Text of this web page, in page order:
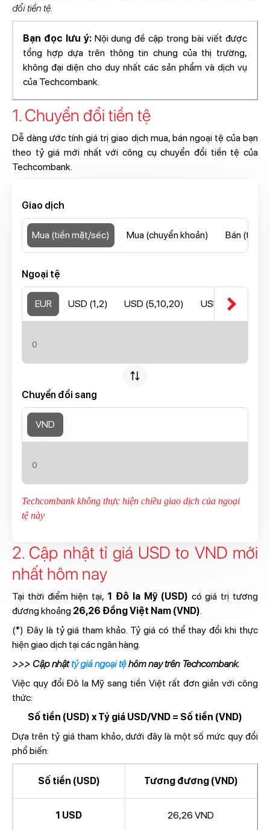
đổi tiền tệ.
Bạn đọc lưu ý:Nội dung đề cập trong bài viết được
tổng hợp dựa trên thông tin chung của thị trường,
không đại diện cho duy nhất các sản phẩm và dịch vụ
của Techcombank.
1. Chuyển đổi tiền tệ
Dễ dàng ước tính giá trị giao dịch mua, bán ngoại tệ của bạn
theo tỷ giá mới nhất với công cụ chuyển đổi tiền tệ của
Techcombank.
Giao dịch
Mua (tiền mặt/séc) Mua (chuyển khoản) Bán (tiền
Ngoại tệ
EUR USD (1,2) USD (5,10,20) USD (50,100)
chevron_right
Chuyển đổi sang
VND
Techcombank không thực hiện chiều giao dịch của ngoại
tệ này
2. Cập nhật tỉ giá USD to VND mới
nhất hôm nay
Tại thời điểm hiện tại, 1 Đô la Mỹ (USD) có giá trị tương
đương khoảng 26,26 Đồng Việt Nam (VND).
(*) Đây là tỷ giá tham khảo. Tỷ giá có thể thay đổi khi thực
hiện giao dịch tại các ngân hàng.
>>> Cập nhậttỷ giá ngoại tệhôm nay trên Techcombank.
Việc quy đổi Đô la Mỹ sang tiền Việt rất đơn giản với công
thức:
Số tiền (USD) x Tỷ giá USD/VND = Số tiền (VND)
Dựa trên tỷ giá tham khảo, dưới đây là một số mức quy đổi
phổ biến:
Số tiền (USD) Tương đương (VND)
1 USD 26,26 VND